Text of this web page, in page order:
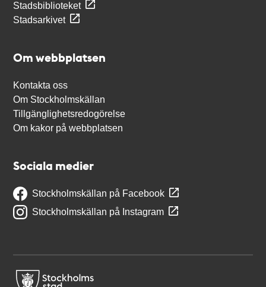
Stadsbiblioteket
Stadsarkivet
Om webbplatsen
Kontakta oss
Om Stockholmskällan
Tillgänglighetsredogörelse
Om kakor på webbplatsen
Sociala medier
Stockholmskällan på Facebook
Stockholmskällan på Instagram